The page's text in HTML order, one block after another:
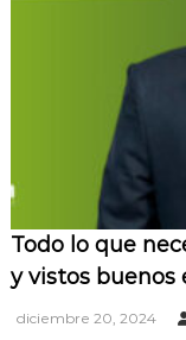
Todo lo que
y vistos buenos
diciembre 20, 2024